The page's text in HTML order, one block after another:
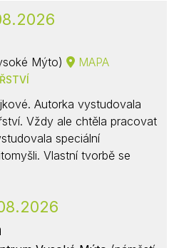
Mýto) MAPA
Autorka vystudovala
Vždy ale chtěla pracovat
speciální
Vlastní tvorbě se